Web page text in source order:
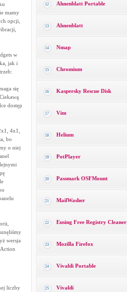
mamy
opcji,
w
jak i
się
dostęp
4x1,
bo
o niej
wersja
liczby
12 Ahnenblatt Portable
13 Ahnenblatt
14 Nmap
15 Chromium
16 Kaspersky Rescue Disk
17 Vim
18 Helium
19 PotPlayer
20 Passmark OSFMount
21 MailWasher
22 Eusing Free Registry Cleaner
23 Mozilla Firefox
24 Vivaldi Portable
25 Vivaldi